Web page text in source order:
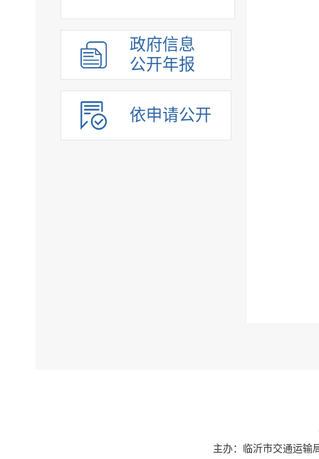
政府信息
公开年报
依申请公开
主办：临沂市交通运输